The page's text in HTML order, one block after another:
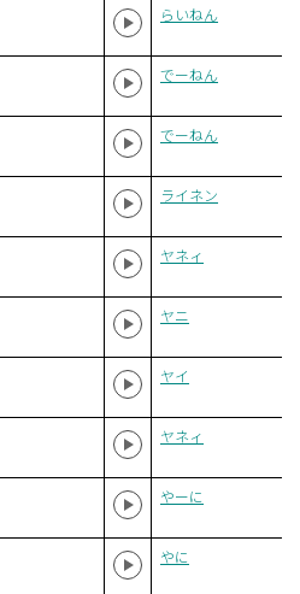
らいねん
でーねん
でーねん
ライネン
ヤネィ
ヤニ
ヤイ
ヤネィ
やーに
やに